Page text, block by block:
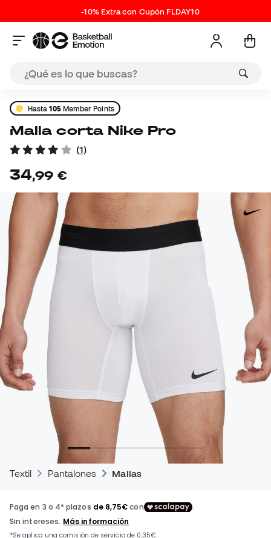
-10% Extra con Cupón FLDAY10
Hasta105Member Points
Malla corta Nike Pro
(1)
34,99 €
Textil Pantalones Mallas